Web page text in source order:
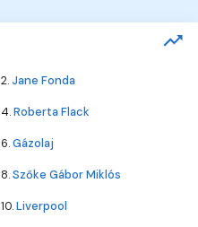
2.Jane Fonda
4.Roberta Flack
6.Gázolaj
8.Szőke Gábor Miklós
10.Liverpool